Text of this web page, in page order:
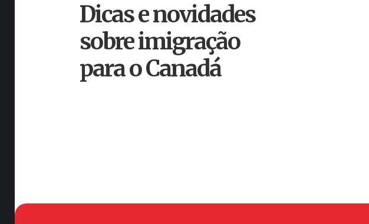
Dicas e novidades
sobre imigração
para o Canadá